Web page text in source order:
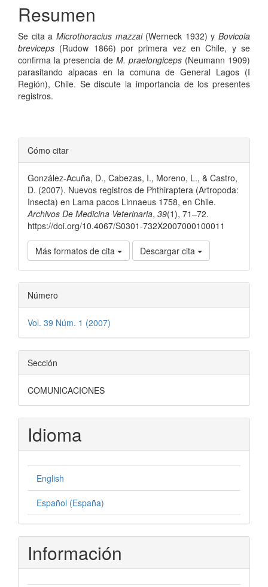
Resumen
Se cita a Microthoracius mazzai (Werneck 1932) y Bovicola
breviceps (Rudow 1866) por primera vez en Chile, y se
confirma la presencia de M. praelongiceps (Neumann 1909)
parasitando alpacas en la comuna de General Lagos (I
Región), Chile. Se discute la importancia de los presentes
registros.
Detalles
del
artículo
Cómo citar
González-Acuña, D., Cabezas, I., Moreno, L., & Castro,
D. (2007). Nuevos registros de Phthiraptera (Artropoda:
Insecta) en Lama pacos Linnaeus 1758, en Chile.
Archivos De Medicina Veterinaria, 39(1), 71–72.
https://doi.org/10.4067/S0301-732X2007000100011
Más formatos de cita Descargar cita
Número
Vol. 39 Núm. 1 (2007)
Sección
COMUNICACIONES
Idioma
English
Español (España)
Información